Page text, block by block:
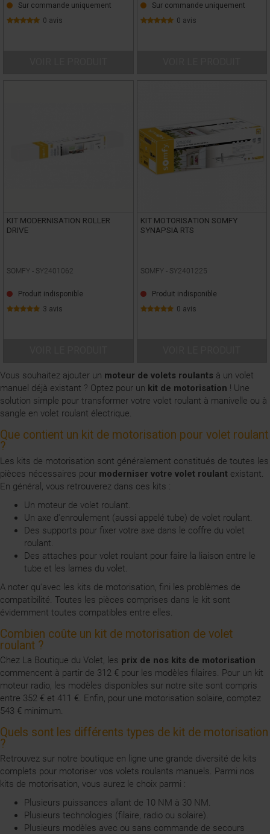
Vous souhaitez ajouter un moteur de volets roulants à un volet
manuel déjà existant ? Optez pour un kit de motorisation ! Une
solution simple pour transformer votre volet roulant à manivelle ou à
sangle en volet roulant électrique.
Que contient un kit de motorisation pour volet roulant
?
Les kits de motorisation sont généralement constitués de toutes les
pièces nécessaires pour moderniser votre volet roulant existant.
En général, vous retrouverez dans ces kits :
Un moteur de volet roulant
Un axe d'enroulement (aussi appelé tube) de volet roulant.
Des supports pour fixer votre axe dans le coffre du volet
roulant.
Des attaches pour volet roulant pour faire la liaison entre le
tube et les lames du volet.
A noter qu'avec les kits de motorisation, fini les problèmes de
compatibilité. Toutes les pièces comprises dans le kit sont
évidemment toutes compatibles entre elles.
Combien coûte un kit de motorisation de volet
roulant ?
Chez La Boutique du Volet, les prix de nos kits de motorisation
commencent à partir de 312 € pour les modèles filaires. Pour un kit
moteur radio, les modèles disponibles sur notre site sont compris
entre 352 € et 411 €. Enfin, pour une motorisation solaire, comptez
543 € minimum.
Quels sont les différents types de kit de motorisation
?
Retrouvez sur notre boutique en ligne une grande diversité de kits
complets pour motoriser vos volets roulants manuels. Parmi nos
kits de motorisation, vous aurez le choix parmi :
Plusieurs puissances allant de 10 NM à 30 NM.
Plusieurs technologies (filaire, radio ou solaire).
Plusieurs modèles avec ou sans commande de secours
Sur commande uniquement
0 avis
Sur commande uniquement
0 avis
KIT MODERNISATION ROLLER
DRIVE
SOMFY - SY2401062
Produit indisponible
3 avis
KIT MOTORISATION SOMFY
SYNAPSIA RTS
SOMFY - SY2401225
Produit indisponible
0 avis